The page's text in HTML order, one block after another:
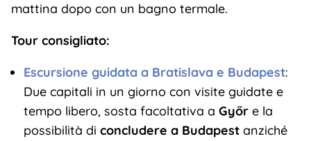
mattina dopo con un bagno termale.
Tour consigliato:
Escursione guidata a Bratislava e Budapest:
Due capitali in un giorno con visite guidate e
tempo libero, sosta facoltativa a Győre la
possibilità di concludere a Budapestanziché